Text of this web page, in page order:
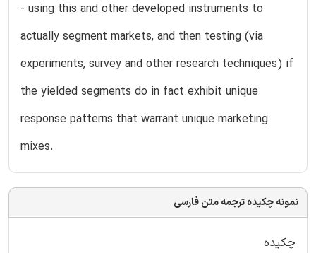
- using this and other developed instruments to
actually segment markets, and then testing (via
experiments, survey and other research techniques) if
the yielded segments do in fact exhibit unique
response patterns that warrant unique marketing
mixes.
نمونه چکیده ترجمه متن فارسی
چکیده